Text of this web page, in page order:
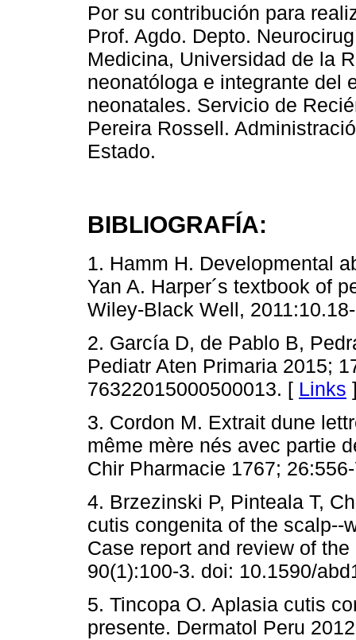
Por su contribución para
Prof. Agdo. Depto.
Medicina, Universidad de la
neonatóloga e integrante del
neonatales. Servicio de
Pereira Rossell.
Estado.
BIBLIOGRAFÍA:
1. Hamm H. Developmental
Yan A. Harper´s textbook of
Wiley-Black Well,
2. García D, de Pablo B,
Pediatr Aten Primaria 2015;
76322015000500013. [ Links
3. Cordon M. Extrait dune
même mère nés avec partie
Chir Pharmacie 1767;
4. Brzezinski P, Pinteala T,
cutis congenita of the scalp--
Case report and review of
90(1):100-3. doi: 10.1590/
5. Tincopa O. Aplasia cutis
presente. Dermatol Peru